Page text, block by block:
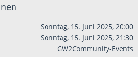
Sonntag, 15. Juni 2025, 20:00
Sonntag, 15. Juni 2025, 21:30
GW2Community-Events